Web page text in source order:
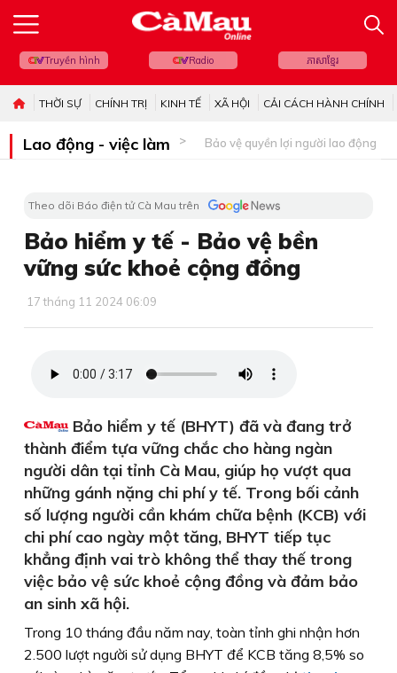
Truyền hình Radio ភាសាខ្មែរ
THỜI SỰ CHÍNH TRỊ KINH TẾ XÃ HỘI CẢI CÁCH HÀNH CHÍNH
Lao động - việc làm Bảo vệ quyền lợi người lao động
Theo dõi Báo điện tử Cà Mau trên
Bảo hiểm y tế - Bảo vệ bền
vững sức khoẻ cộng đồng
17 tháng 11 2024 06:09
Bảo hiểm y tế (BHYT) đã và đang trở
thành điểm tựa vững chắc cho hàng ngàn
người dân tại tỉnh Cà Mau, giúp họ vượt qua
những gánh nặng chi phí y tế. Trong bối cảnh
số lượng người cần khám chữa bệnh (KCB) với
chi phí cao ngày một tăng, BHYT tiếp tục
khẳng định vai trò không thể thay thế trong
việc bảo vệ sức khoẻ cộng đồng và đảm bảo
an sinh xã hội.
Trong 10 tháng đầu năm nay, toàn tỉnh ghi nhận hơn
2.500 lượt người sử dụng BHYT để KCB tăng 8,5% so